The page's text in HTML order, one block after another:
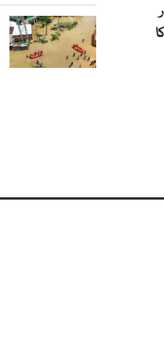
ہزار